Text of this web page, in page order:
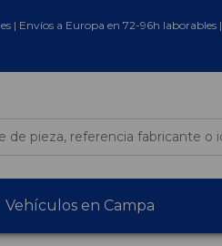
| Envíos a Europa en 72-96h laborables |
Vehículos en Campa